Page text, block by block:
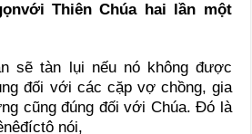
với Thiên Chúahai lần một
sẽ tàn lụi nếu nó không được
đối với các cặp vợ chồng, gia
cũng đúng đối với Chúa. Đó là
nói,